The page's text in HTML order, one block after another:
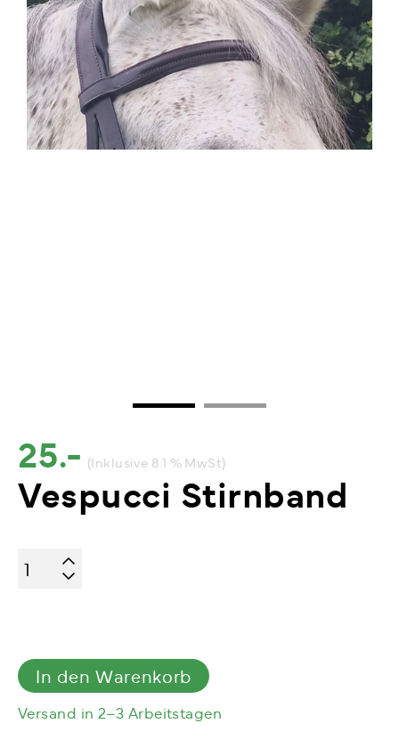
25.- (Inklusive 8.1 % MwSt)
Vespucci Stirnband
Vespucci
Stirnband
In den Warenkorb
Versand in 2–3 Arbeitstagen